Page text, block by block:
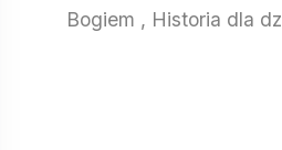
Bogiem , Historia dla